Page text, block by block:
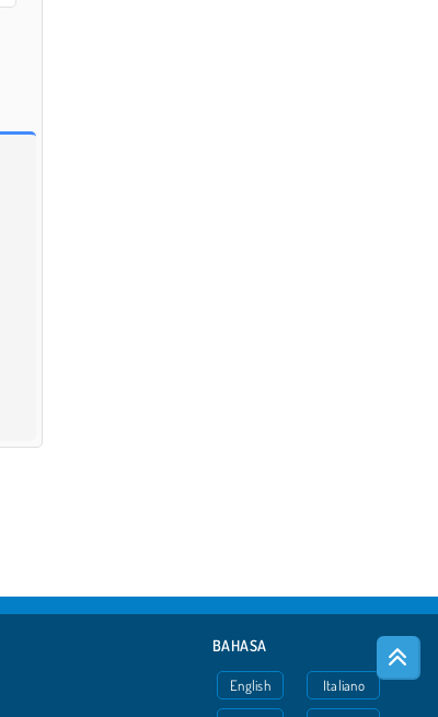
BAHASA
English Italiano